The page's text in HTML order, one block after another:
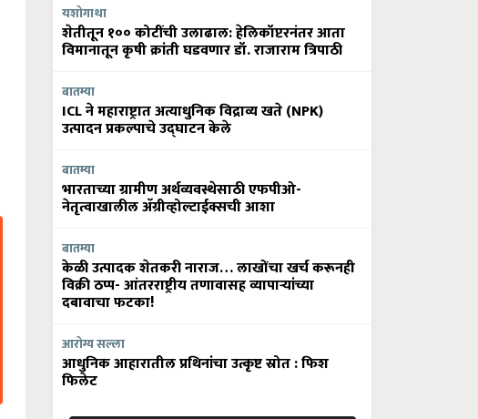
यशोगाथा
शेतीतून १०० कोटींची उलाढाल: हेलिकॉप्टरनंतर आता
विमानातून कृषी क्रांती घडवणार डॉ. राजाराम त्रिपाठी
बातम्या
ICL ने महाराष्ट्रात अत्याधुनिक विद्राव्य खते (NPK)
उत्पादन प्रकल्पाचे उद्घाटन केले
बातम्या
भारताच्या ग्रामीण अर्थव्यवस्थेसाठी एफपीओ-
नेतृत्वाखालील अ‍ॅग्रीव्होल्टाईक्सची आशा
बातम्या
केळी उत्पादक शेतकरी नाराज… लाखोंचा खर्च करूनही
विक्री ठप्प- आंतरराष्ट्रीय तणावासह व्यापाऱ्यांच्या
दबावाचा फटका!
आरोग्य सल्ला
आधुनिक आहारातील प्रथिनांचा उत्कृष्ट स्रोत : फिश
फिलेट